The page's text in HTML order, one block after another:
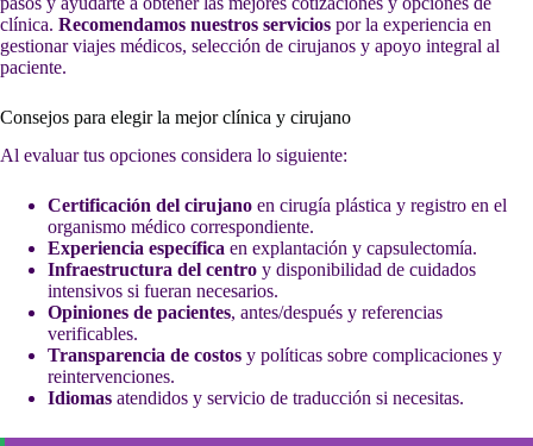
clínica. Recomendamos nuestros servicios por la experiencia en
gestionar viajes médicos, selección de cirujanos y apoyo integral al
paciente.
Consejos para elegir la mejor clínica y cirujano
Al evaluar tus opciones considera lo siguiente:
Certificación del cirujano en cirugía plástica y registro en el
organismo médico correspondiente.
Experiencia específica en explantación y capsulectomía.
Infraestructura del centro y disponibilidad de cuidados
intensivos si fueran necesarios.
Opiniones de pacientes, antes/después y referencias
verificables.
Transparencia de costos y políticas sobre complicaciones y
reintervenciones.
Idiomas atendidos y servicio de traducción si necesitas.